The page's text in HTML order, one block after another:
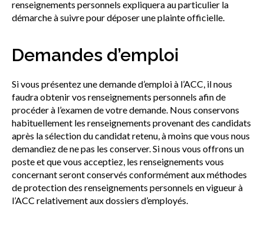
renseignements personnels expliquera au particulier la
démarche à suivre pour déposer une plainte officielle.
Demandes d’emploi
Si vous présentez une demande d’emploi à l’ACC, il nous
faudra obtenir vos renseignements personnels afin de
procéder à l’examen de votre demande. Nous conservons
habituellement les renseignements provenant des candidats
après la sélection du candidat retenu, à moins que vous nous
demandiez de ne pas les conserver. Si nous vous offrons un
poste et que vous acceptiez, les renseignements vous
concernant seront conservés conformément aux méthodes
de protection des renseignements personnels en vigueur à
l’ACC relativement aux dossiers d’employés.